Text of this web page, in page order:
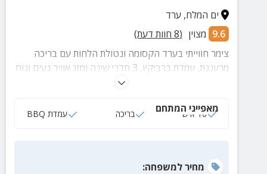
ים המלח,ערד
9.6 מצוין (
8 חוות דעת)
צימר חווייתי בערד הקסומה ונטולת הלחות עם בריכה
מרעננת, עמדת ברביקיו, 3 חדרי שינה ומזג אוויר נעים ונוח
בכל ימות השנה - בואו ליהנות מנופש מלא נוף וקסם
מחוממת בימי החורף
מאפייני המתחם
10 איש בריכה עמדת BBQ
מחירלמשפחה: